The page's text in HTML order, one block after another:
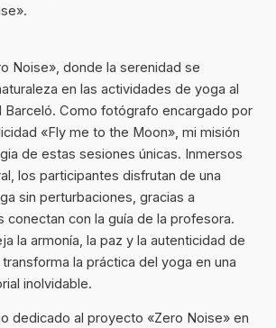
Noise», donde la serenidad se
en las actividades de yoga al
Barceló. Como fotógrafo encargado por
«Fly me to the Moon», mi misión
de estas sesiones únicas. Inmersos
los participantes disfrutan de una
sin perturbaciones, gracias a
conectan con la guía de la profesora.
la armonía, la paz y la autenticidad de
la práctica del yoga en una
inolvidable.
dedicado al proyecto «Zero Noise» en